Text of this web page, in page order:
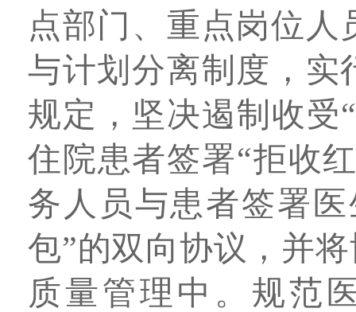
点部门、重点岗位
与计划分离制度，实
规定，坚决遏制收受
住院患者签署“拒收
务人员与患者签署
包”的双向协议，并
质量管理中。规范